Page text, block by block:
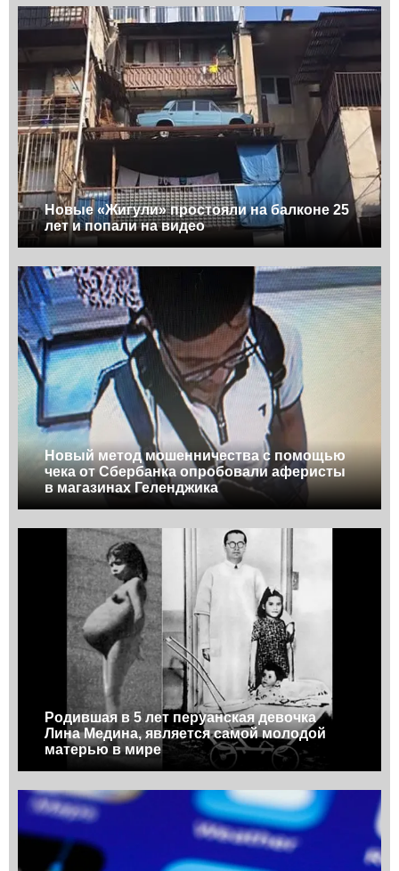
Новые «Жигули» простояли на балконе 25
лет и попали на видео
Новый метод мошенничества с помощью
чека от Сбербанка опробовали аферисты
в магазинах Геленджика
Родившая в 5 лет перуанская девочка
Лина Медина, является самой молодой
матерью в мире